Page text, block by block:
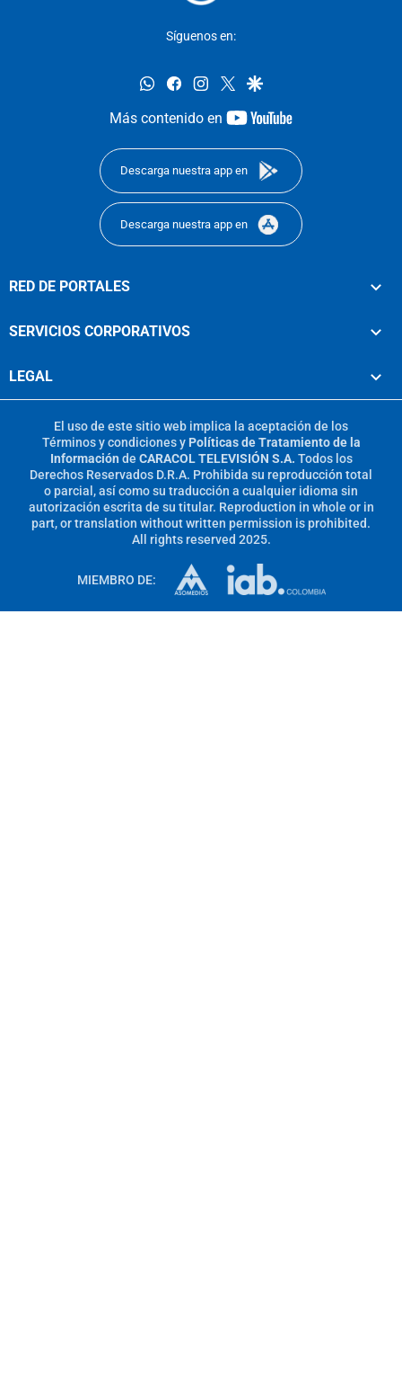
Síguenos en:
whatsappfacebookinstagram
twittergoogle
Más contenido en
youtube-
Descarga nuestra app en
Descarga nuestra app en
RED DE PORTALES
SERVICIOS CORPORATIVOS
LEGAL
El uso de este sitio web implica la aceptación de los
Términos y condicionesy Políticas de Tratamiento de la
Información de CARACOL TELEVISIÓN S.A. Todos los
Derechos Reservados D.R.A. Prohibida su reproducción total
o parcial, así como su traducción a cualquier idioma sin
autorización escrita de su titular. Reproduction in whole or in
part, or translation without written permission is prohibited.
All rights reserved 2025.
MIEMBRO DE: